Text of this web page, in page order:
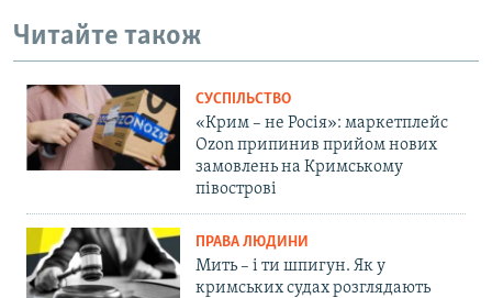
Читайте також
СУСПІЛЬСТВО
«Крим – не Росія»: маркетплейс
Ozon припинив прийом нових
замовлень на Кримському
півострові
ПРАВА ЛЮДИНИ
Мить – і ти шпигун. Як у
кримських судах розглядають